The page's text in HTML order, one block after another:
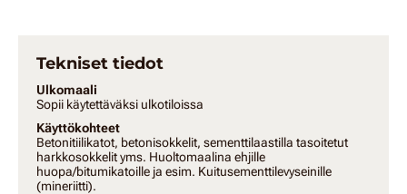
Tekniset tiedot
Ulkomaali
Sopii käytettäväksi ulkotiloissa
Käyttökohteet
Betonitiilikatot, betonisokkelit, sementtilaastilla tasoitetut
harkkosokkelit yms. Huoltomaalina ehjille
huopa/bitumikatoille ja esim. Kuitusementtilevyseinille
(mineriitti).